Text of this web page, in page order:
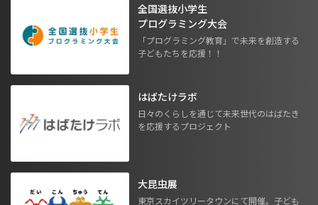
全国選抜小学生
プログラミング大会
「プログラミング教育」で未来を創造する
子どもたちを応援！！
はばたけラボ
日々のくらしを通じて未来世代のはばたき
を応援するプロジェクト
大昆虫展
東京スカイツリータウンにて開催。子ども